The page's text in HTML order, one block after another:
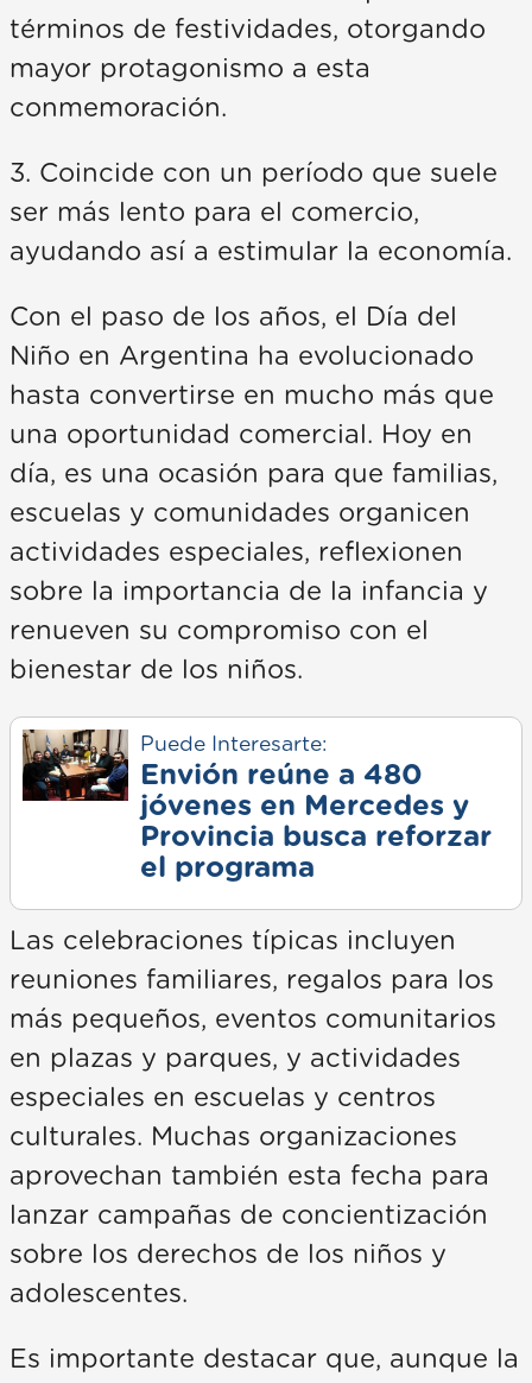
términos de festividades, otorgando
mayor protagonismo a esta
conmemoración.
3. Coincide con un período que suele
ser más lento para el comercio,
ayudando así a estimular la economía.
Con el paso de los años, el Día del
Niño en Argentina ha evolucionado
hasta convertirse en mucho más que
una oportunidad comercial. Hoy en
día, es una ocasión para que familias,
escuelas y comunidades organicen
actividades especiales, reflexionen
sobre la importancia de la infancia y
renueven su compromiso con el
bienestar de los niños.
Puede Interesarte:
Envión reúne a 480
jóvenes en Mercedes y
Provincia busca reforzar
el programa
Las celebraciones típicas incluyen
reuniones familiares, regalos para los
más pequeños, eventos comunitarios
en plazas y parques, y actividades
especiales en escuelas y centros
culturales. Muchas organizaciones
aprovechan también esta fecha para
lanzar campañas de concientización
sobre los derechos de los niños y
adolescentes.
Es importante destacar que, aunque la